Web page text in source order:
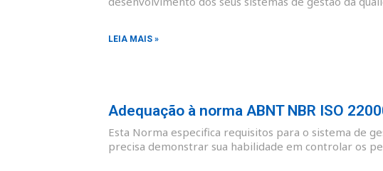
LEIA MAIS »
Adequação à norma ABNT NBR ISO
Esta Norma especifica requisitos para o sistema de
precisa demonstrar sua habilidade em controlar os